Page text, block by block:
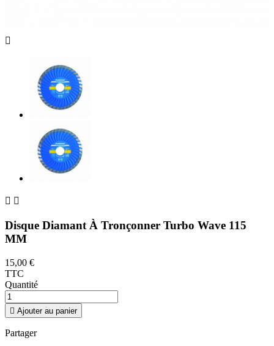

 
Disque Diamant À Tronçonner Turbo Wave 115
MM
15,00 €
TTC
Quantité
 Ajouter au panier
Partager